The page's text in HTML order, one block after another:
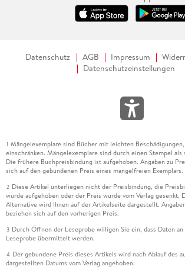
Datenschutz AGB Impressum
Datenschutzeinstellungen
1 Mängelexemplare sind Bücher mit leichten
einschränken. Mängelexemplare sind durch einen Stempel
Die frühere Buchpreisbindung ist aufgehoben. Angaben zu
sich auf den gebundenen Preis eines mangelfreien Exemplars.
2 Diese Artikel unterliegen nicht der Preisbindung, die
wurde aufgehoben oder der Preis wurde vom Verlag gesenkt.
Alternative wird Ihnen auf der Artikelseite dargestellt.
beziehen sich auf den vorherigen Preis.
3 Durch Öffnen der Leseprobe willigen Sie ein, dass Daten
Leseprobe übermittelt werden.
4 Der gebundene Preis dieses Artikels wird nach Ablauf des
dargestellten Datums vom Verlag angehoben.